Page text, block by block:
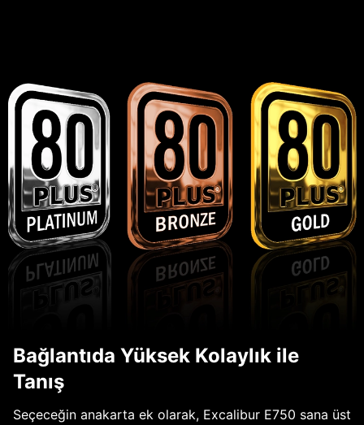
Bağlantıda Yüksek Kolaylık ile
Tanış
Seçeceğin anakarta ek olarak, Excalibur E750 sana üst